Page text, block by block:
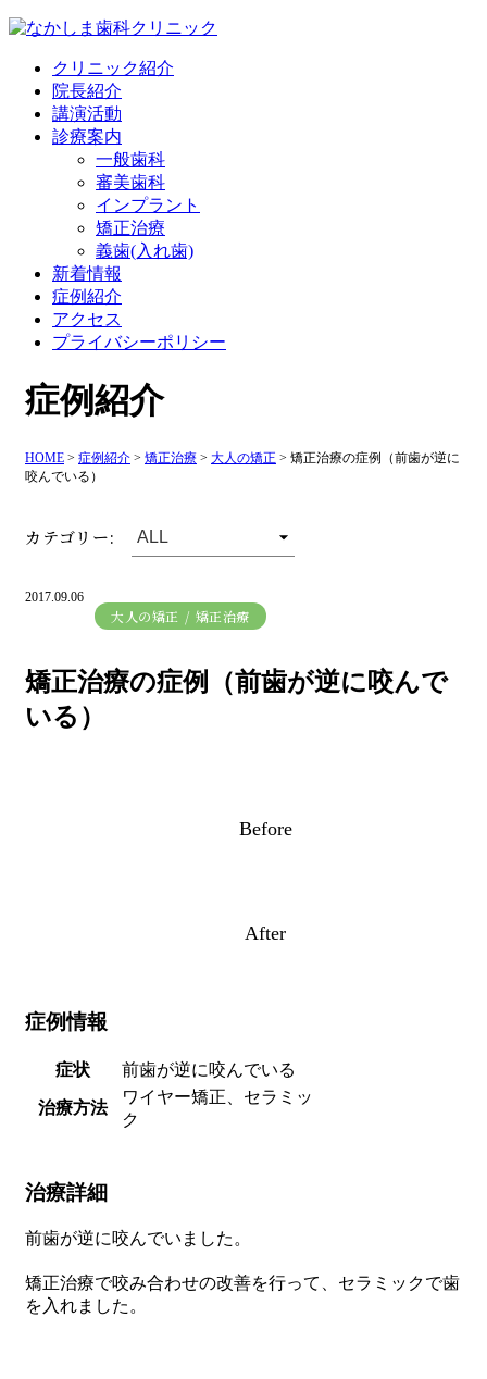
クリニック紹介
院長紹介
講演活動
診療案内
一般歯科
審美歯科
インプラント
矯正治療
義歯(入れ歯)
新着情報
症例紹介
アクセス
プライバシーポリシー
症例紹介
HOME > 症例紹介 > 矯正治療 > 大人の矯正 > 矯正治療の症例（前歯が逆に
咬んでいる）
カテゴリー:
2017.09.06
大人の矯正 矯正治療
矯正治療の症例（前歯が逆に咬んで
いる）
Before
After
症例情報
症状 前歯が逆に咬んでいる
治療方法
ワイヤー矯正、セラミッ
ク
治療詳細
前歯が逆に咬んでいました。
矯正治療で咬み合わせの改善を行って、セラミックで歯
を入れました。